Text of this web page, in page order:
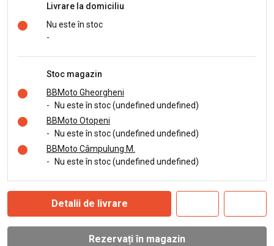
Livrare la domiciliu
Nu este în stoc
-
Stoc magazin
BBMoto Gheorgheni
-
Nu este în stoc (undefined undefined)
BBMoto Otopeni
-
Nu este în stoc (undefined undefined)
BBMoto Câmpulung M.
-
Nu este în stoc (undefined undefined)
Detalii de livrare
Rezervați în magazin